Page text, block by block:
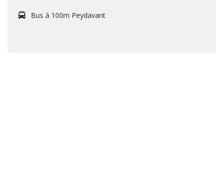
Bus à 100m Peydavant